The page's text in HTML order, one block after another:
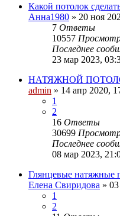
Какой потолок
Анна1980 » 20 ноя
7 Ответы
10557
Последнее
23 мар 2023,
НАТЯЖНОЙ
admin » 14 апр 2020,
1
2
16 Ответы
30699
Последнее
08 мар 2023,
Глянцевые натяжные
Елена Свиридова »
1
2